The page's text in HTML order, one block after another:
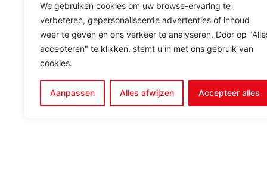
We gebruiken cookies om uw browse-ervaring te
verbeteren, gepersonaliseerde advertenties of inhoud
weer te geven en ons verkeer te analyseren. Door op
accepteren" te klikken, stemt u in met ons gebruik van
cookies.
Aanpassen Alles afwijzen Accepteer alles